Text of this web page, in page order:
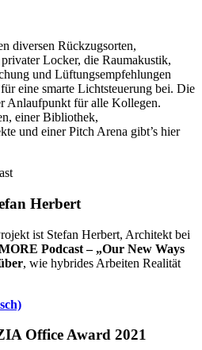
diversen Rückzugsorten,
Locker, die Raumakustik,
und Lüftungsempfehlungen
eine smarte Lichtsteuerung bei. Die
Anlaufpunkt für alle Kollegen.
einer Bibliothek,
und einer Pitch Arena gibt’s hier
Herbert
ist Stefan Herbert, Architekt bei
Podcast – „Our New Ways
, wie hybrides Arbeiten Realität
Office Award 2021